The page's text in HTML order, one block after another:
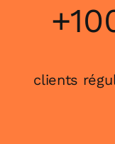
clients